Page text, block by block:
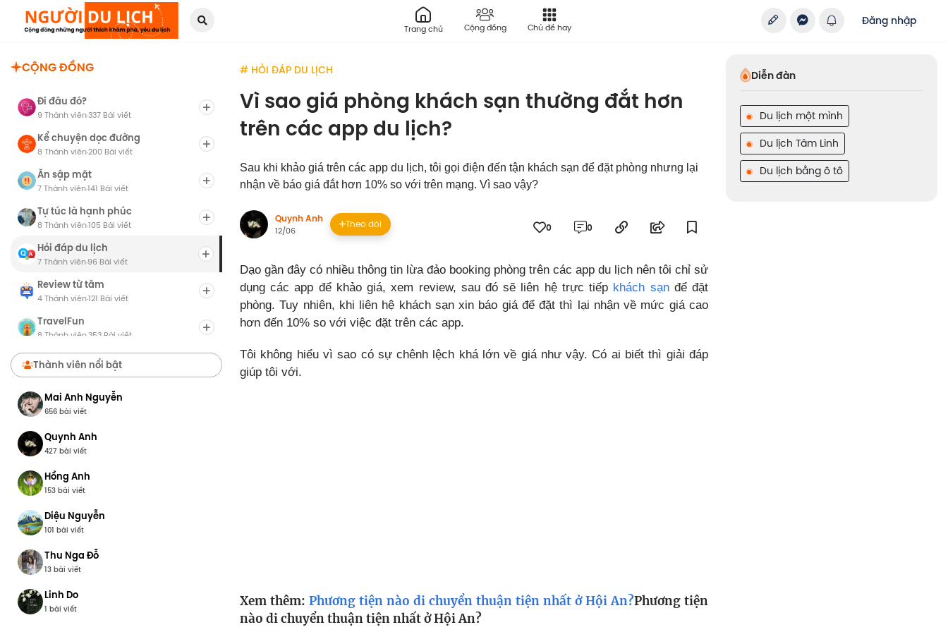
Trang chủ Cộng đồng Chủ đề hay
Đăng nhập
CỘNG ĐỒNG
Đi đâu đó?
9 Thành viên·337 Bài viết
Kể chuyện dọc đường
8 Thành viên·200 Bài viết
Ăn sập mặt
7 Thành viên·141 Bài viết
Tự túc là hạnh phúc
8 Thành viên·105 Bài viết
Hỏi đáp du lịch
7 Thành viên·96 Bài viết
Review từ tâm
4 Thành viên·121 Bài viết
TravelFun
8 Thành viên353 Bài viết
Chợ Du Lịch
8 Thành viên 0 Bài viết
Thành viên nổi bật
Mai Anh Nguyễn
656 bài viết
Quynh Anh
427 bài viết
Hồng Anh
153 bài viết
Diệu Nguyễn
101 bài viết
Thu Nga Đỗ
13 bài viết
Linh Do
1 bài viết
# HỎI ĐÁP DU LỊCH
Vì sao giá phòng khách sạn thường đắt hơn
trên các app du lịch?
Sau khi khảo giá trên các app du lịch, tôi gọi điện đến tận khách sạn để đặt phòng nhưng lại
nhận về báo giá đắt hơn 10% so với trên mạng. Vì sao vậy?
Quynh Anh
12/06
Theo dõi 0 0
Dạo gần đây có nhiều thông tin lừa đảo booking phòng trên các app du lịch nên tôi chỉ sử
dụng các app để khảo giá, xem review, sau đó sẽ liên hệ trực tiếp khách sạnđể đặt
phòng. Tuy nhiên, khi liên hệ khách sạn xin báo giá để đặt thì lại nhận về mức giá cao
hơn đến 10% so với việc đặt trên các app.
Tôi không hiểu vì sao có sự chênh lệch khá lớn về giá như vậy. Có ai biết thì giải đáp
giúp tôi với.
Xem thêm: Phương tiện nào di chuyển thuận tiện nhất ở Hội An?Phương tiện
nào di chuyển thuận tiện nhất ở Hội An?
Diễn đàn
Du lịch một mình
Du lịch Tâm Linh
Du lịch bằng ô tô